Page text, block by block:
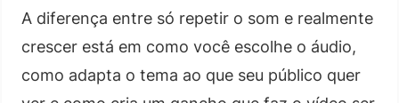
A diferença entre só repetir o som e realmente
crescer está em como você escolhe o áudio,
como adapta o tema ao que seu público quer